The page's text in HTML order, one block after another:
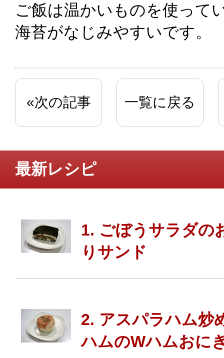
ご飯は温かいものを使って
海苔がなじみやすいです。
«次の記事 一覧に戻る
最新レシピ
1. ごぼうサラダの
りサンド
2. アスパラハム炒
ハムのWハムおに